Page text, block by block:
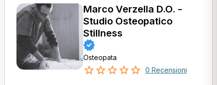
Marco Verzella D.O. -
Studio Osteopatico
Stillness
Osteopata
0 Recensioni